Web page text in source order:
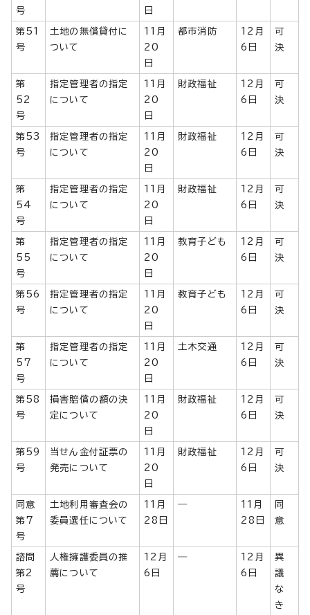
号
日
第51
号
土地の無償貸付に
ついて
11月
20
日
都市消防
12月
6日
可
決
第
52
号
指定管理者の指定
について
11月
20
日
財政福祉
12月
6日
可
決
第53
号
指定管理者の指定
について
11月
20
日
財政福祉
12月
6日
可
決
第
54
号
指定管理者の指定
について
11月
20
日
財政福祉
12月
6日
可
決
第
55
号
指定管理者の指定
について
11月
20
日
教育子ども
12月
6日
可
決
第56
号
指定管理者の指定
について
11月
20
日
教育子ども
12月
6日
可
決
第
57
号
指定管理者の指定
について
11月
20
日
土木交通
12月
6日
可
決
第58
号
損害賠償の額の決
定について
11月
20
日
財政福祉
12月
6日
可
決
第59
号
当せん金付証票の
発売について
11月
20
日
財政福祉
12月
6日
可
決
同意
第7
号
土地利用審査会の
委員選任について
11月
28日
―
11月
28日
同
意
諮問
第2
号
人権擁護委員の推
薦について
12月
6日
―
12月
6日
異
議
な
き